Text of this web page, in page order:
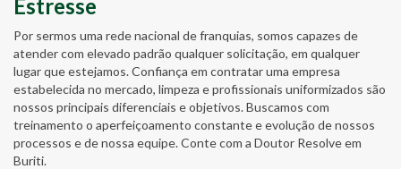
Estresse
Por sermos uma rede nacional de franquias, somos capazes de
atender com elevado padrão qualquer solicitação, em qualquer
lugar que estejamos. Confiança em contratar uma empresa
estabelecida no mercado, limpeza e profissionais uniformizados são
nossos principais diferenciais e objetivos. Buscamos com
treinamento o aperfeiçoamento constante e evolução de nossos
processos e de nossa equipe. Conte com a Doutor Resolve em
Buriti.